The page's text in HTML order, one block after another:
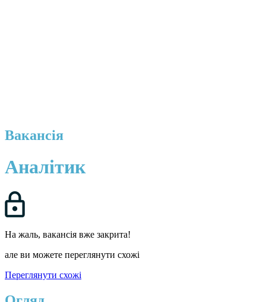
Вакансія
Аналітик
На жаль, вакансія вже закрита!
але ви можете переглянути схожі
Переглянути схожі